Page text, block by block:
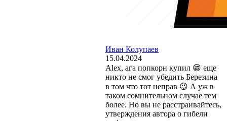
Иван Колупаев
15.04.2024
Alex, ага попкорн купил 😁 еще
никто не смог убедить Березина
в том что тот неправ 😉 А уж в
таком сомнительном случае тем
более. Но вы не расстраивайтесь,
утверждения автора о гибели